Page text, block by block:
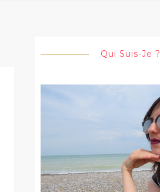
Qui Suis-Je ?